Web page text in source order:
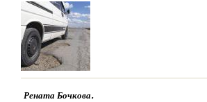
Рената Бочкова.